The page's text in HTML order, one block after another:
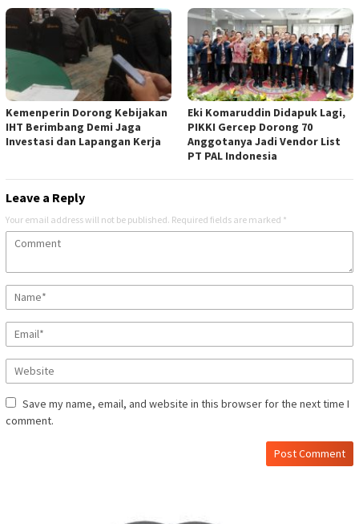
Kemenperin Dorong Kebijakan
IHT Berimbang Demi Jaga
Investasi dan Lapangan Kerja
Eki Komaruddin Didapuk Lagi,
PIKKI Gercep Dorong 70
Anggotanya Jadi Vendor List
PT PAL Indonesia
Leave a Reply
Your email address will not be published. Required fields are marked *
Save my name, email, and website in this browser for the next time I
comment.